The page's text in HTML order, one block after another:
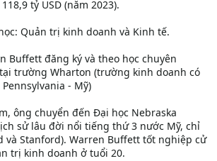
tỷ USD (năm 2023).
Quản trị kinh doanh và Kinh tế.
Buffett đăng ký và theo học chuyên
trường Wharton (trường kinh doanh có
- Mỹ)
ông chuyển đến Đại học Nebraska
sử lâu đời nổi tiếng thứ 3 nước Mỹ, chỉ
và Stanford). Warren Buffett tốt nghiệp cử
trị kinh doanh ở tuổi 20.